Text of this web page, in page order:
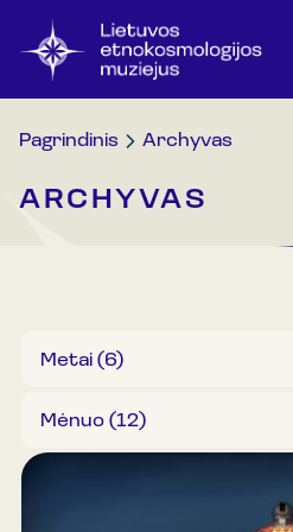
Pagrindinis Archyvas
ARCHYVAS
2026
2025
Metai (6)
Mėnuo (12)